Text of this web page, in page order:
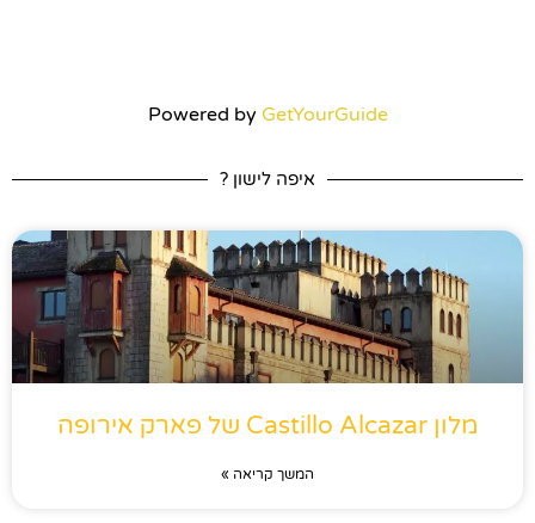
Powered by GetYourGuide
איפה לישון ?
מלון Castillo Alcazar של פארק אירופה
המשך קריאה »